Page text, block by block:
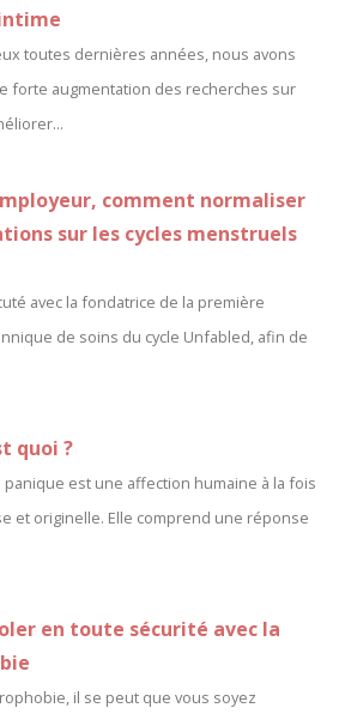
toutes dernières années, nous avons
forte augmentation des recherches sur
comment normaliser
sur les cycles menstruels
avec la fondatrice de la première
de soins du cycle Unfabled, afin de
quoi ?
panique est une affection humaine à la fois
et originelle. Elle comprend une réponse
en toute sécurité avec la
il se peut que vous soyez